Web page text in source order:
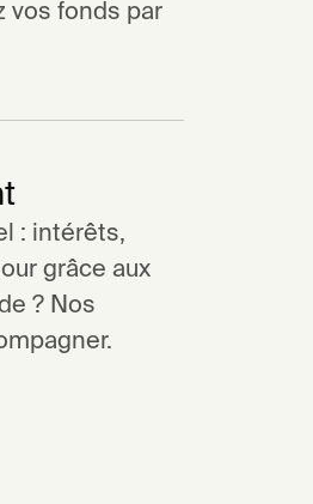
vos fonds par
: intérêts,
grâce aux
? Nos